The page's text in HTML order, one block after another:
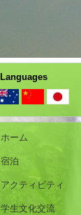
Languages
ホーム
宿泊
アクティビティ
学生文化交流